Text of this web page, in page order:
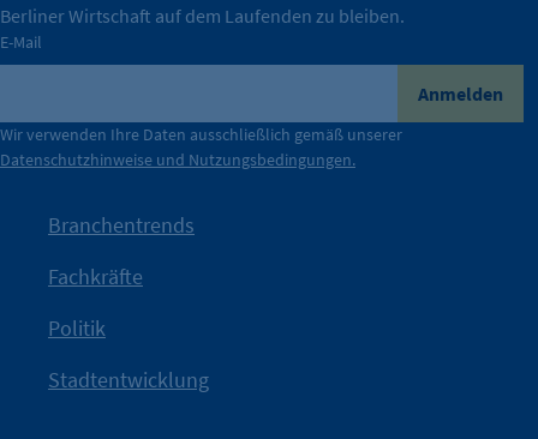
Nach einer aufmerksamkeitsstarken Teaserphase geht die
Kampagne der IHK Berlin in die nächste Stufe. Mit
IHK?“wurde bewusst Neugier geweckt und Gespräche
mit Haltung.
Die Unternehmer stehen stellvertretend für die Vielfalt
der Berliner Wirtschaft.
Durch ihre Perspektiven wird deutlich, was der Claim
konkret bedeutet – und wie die IHK Berlin Unternehmen
tatsächlich unterstützt.
Berliner Wirtschaft auf dem Laufenden zu bleiben.
E-Mail
Anmelden
Wir verwenden Ihre Daten ausschließlich gemäß unserer
Datenschutzhinweise und Nutzungsbedingungen.
Branchentrends
Fachkräfte
Politik
Stadtentwicklung